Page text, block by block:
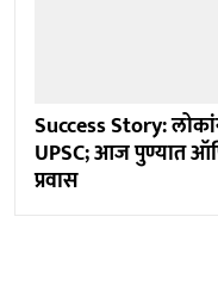
Success Story:
UPSC; आज पुण्यात
प्रवास